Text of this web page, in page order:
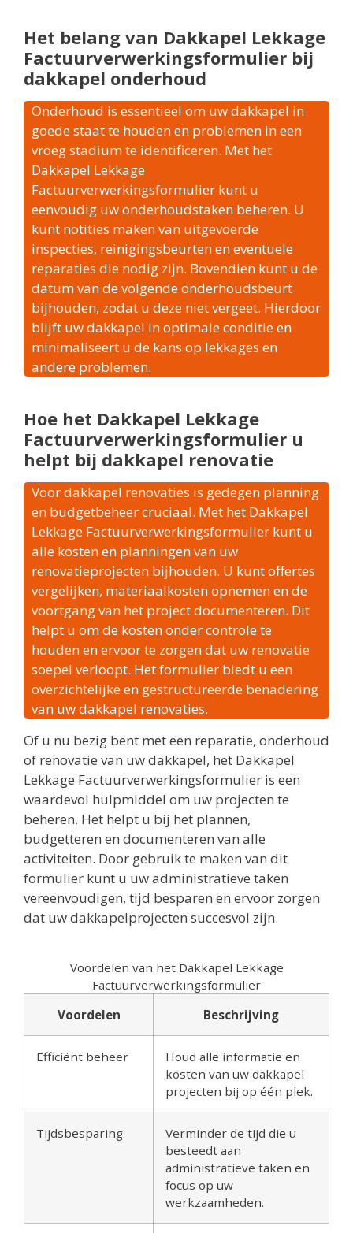
Het belang van Dakkapel Lekkage
Factuurverwerkingsformulier bij
dakkapel onderhoud
Onderhoud is essentieel om uw dakkapel in
goede staat te houden en problemen in een
vroeg stadium te identificeren. Met het
Dakkapel Lekkage
Factuurverwerkingsformulier kunt u
eenvoudig uw onderhoudstaken beheren. U
kunt notities maken van uitgevoerde
inspecties, reinigingsbeurten en eventuele
reparaties die nodig zijn. Bovendien kunt u de
datum van de volgende onderhoudsbeurt
bijhouden, zodat u deze niet vergeet. Hierdoor
blijft uw dakkapel in optimale conditie en
minimaliseert u de kans op lekkages en
andere problemen.
Hoe het Dakkapel Lekkage
Factuurverwerkingsformulier u
helpt bij dakkapel renovatie
Voor dakkapel renovaties is gedegen planning
en budgetbeheer cruciaal. Met het Dakkapel
Lekkage Factuurverwerkingsformulier kunt u
alle kosten en planningen van uw
renovatieprojecten bijhouden. U kunt offertes
vergelijken, materiaalkosten opnemen en de
voortgang van het project documenteren. Dit
helpt u om de kosten onder controle te
houden en ervoor te zorgen dat uw renovatie
soepel verloopt. Het formulier biedt u een
overzichtelijke en gestructureerde benadering
van uw dakkapel renovaties.
Of u nu bezig bent met een reparatie, onderhoud
of renovatie van uw dakkapel, het Dakkapel
Lekkage Factuurverwerkingsformulier is een
waardevol hulpmiddel om uw projecten te
beheren. Het helpt u bij het plannen,
budgetteren en documenteren van alle
activiteiten. Door gebruik te maken van dit
formulier kunt u uw administratieve taken
vereenvoudigen, tijd besparen en ervoor zorgen
dat uw dakkapelprojecten succesvol zijn.
Voordelen van het Dakkapel Lekkage
Factuurverwerkingsformulier
Voordelen
Beschrijving
Efficiënt beheer
Houd alle informatie en
kosten van uw dakkapel
projecten bij op één plek.
Tijdsbesparing
Verminder de tijd die u
besteedt aan
administratieve taken en
focus op uw
werkzaamheden.